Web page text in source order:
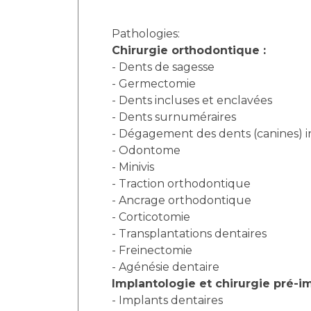
Pathologies:
Chirurgie orthodontique :
- Dents de sagesse
- Germectomie
- Dents incluses et enclavées
- Dents surnuméraires
- Dégagement des dents (canines)
- Odontome
- Minivis
- Traction orthodontique
- Ancrage orthodontique
- Corticotomie
- Transplantations dentaires
- Freinectomie
- Agénésie dentaire
Implantologie et chirurgie pré-
- Implants dentaires